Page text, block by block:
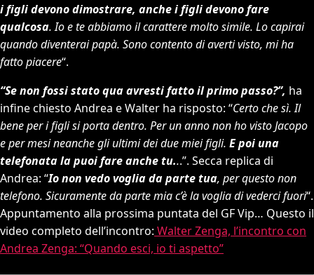
i figli devono dimostrare, anche i figli devono fare
qualcosa. Io e te abbiamo il carattere molto simile. Lo capirai
quando diventerai papà. Sono contento di averti visto, mi ha
fatto piacere“.
“Se non fossi stato qua avresti fatto il primo passo?”, ha
infine chiesto Andrea e Walter ha risposto: “Certo che sì. Il
bene per i figli si porta dentro. Per un anno non ho visto Jacopo
e per mesi neanche gli ultimi dei due miei figli. E poi una
telefonata la puoi fare anche tu...”. Secca replica di
Andrea: “Io non vedo voglia da parte tua, per questo non
telefono. Sicuramente da parte mia c’è la voglia di vederci fuori“.
Appuntamento alla prossima puntata del GF Vip… Questo il
video completo dell’incontro: Walter Zenga, l’incontro con
Andrea Zenga: “Quando esci, io ti aspetto”